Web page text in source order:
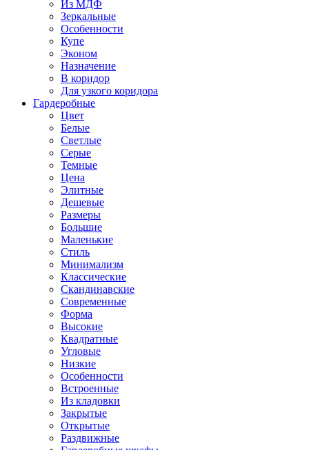
Из МДФ
Зеркальные
Особенности
Купе
Эконом
Назначение
В коридор
Для узкого коридора
Гардеробные
Цвет
Белые
Светлые
Серые
Темные
Цена
Элитные
Дешевые
Размеры
Большие
Маленькие
Стиль
Минимализм
Классические
Скандинавские
Современные
Форма
Высокие
Квадратные
Угловые
Низкие
Особенности
Встроенные
Из кладовки
Закрытые
Открытые
Раздвижные